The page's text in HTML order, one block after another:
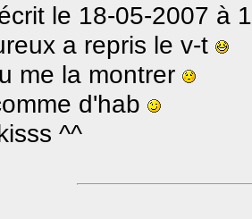
le 18-05-2007 à
a repris le v-t
me la montrer
d'hab
^^